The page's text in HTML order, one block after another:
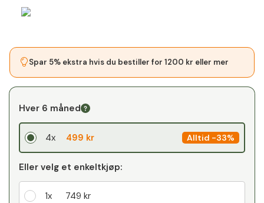
Spar 5% ekstra hvis du bestiller for 1200 kr eller mer
Hver 6 måned
4x 499 kr Alltid -33%
Eller velg et enkeltkjøp:
1x 749 kr